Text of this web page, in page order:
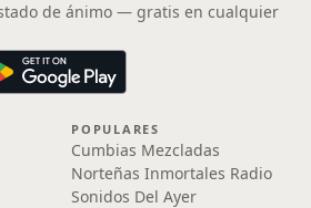
de ánimo — gratis en cualquier
POPULARES
Cumbias Mezcladas
Norteñas Inmortales Radio
Sonidos Del Ayer